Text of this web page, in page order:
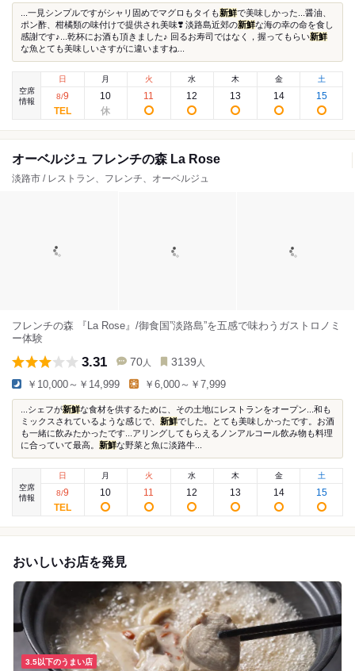
...一見シンプルですがシャリ固めでマグロもタイも新鮮で美味しかった...醤油、
ポン酢、柑橘類の味付けで提供され美味❣️ 淡路島近郊の新鮮な海の幸の命を食し
感謝です♪...乾杯にお酒も頂きました♪ 回るお寿司ではなく，握ってもらい新鮮
な魚とても美味しいさすがに違いますね...
空席
情報
日
8/9
月
10
火
11
水
12
木
13
金
14
土
15
オーベルジュ フレンチの森 La Rose
淡路市 / レストラン、フレンチ、オーベルジュ
フレンチの森 『La Rose』/御食国”淡路島”を五感で味わうガストロノミ
ー体験
3.31 70 人 3139 人
￥10,000～￥14,999 ￥6,000～￥7,999
...シェフが新鮮な食材を供するために、その土地にレストランをオープン...和も
ミックスされているような感じで、 新鮮でした。とても美味しかったです。お酒
も一緒に飲みたかったです...アリングしてもらえるノンアルコール飲み物も料理
に合っていて最高。 新鮮な野菜と魚に淡路牛...
空席
情報
日
8/9
月
10
火
11
水
12
木
13
金
14
土
15
おいしいお店を発見
3.5以下のうまい店